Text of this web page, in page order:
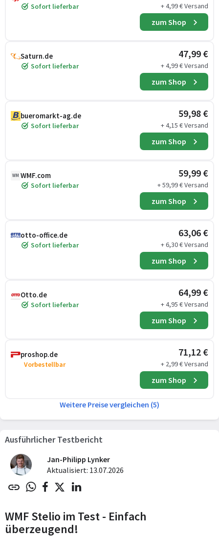
Sofort lieferbar + 4,99 € Versand
zum Shop
Saturn.de
Sofort lieferbar
47,99 €
+ 4,99 € Versand
zum Shop
bueromarkt-ag.de
Sofort lieferbar
59,98 €
+ 4,15 € Versand
zum Shop
WM WMF.com
Sofort lieferbar
59,99 €
+ 59,99 € Versand
zum Shop
otto-office.de
Sofort lieferbar
63,06 €
+ 6,30 € Versand
zum Shop
Otto.de
Sofort lieferbar
64,99 €
+ 4,95 € Versand
zum Shop
proshop.de
Vorbestellbar
71,12 €
+ 2,99 € Versand
zum Shop
Weitere Preise vergleichen (5)
Ausführlicher Testbericht
Jan-Philipp Lynker
Aktualisiert: 13.07.2026
WMF Stelio im Test - Einfach
überzeugend!